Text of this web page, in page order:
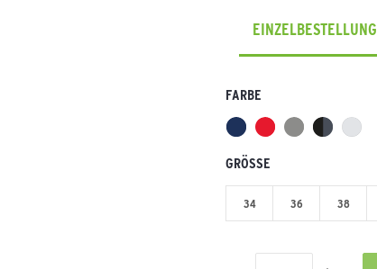
EINZELBESTELLUNG
FARBE
GRÖSSE
34 36 38